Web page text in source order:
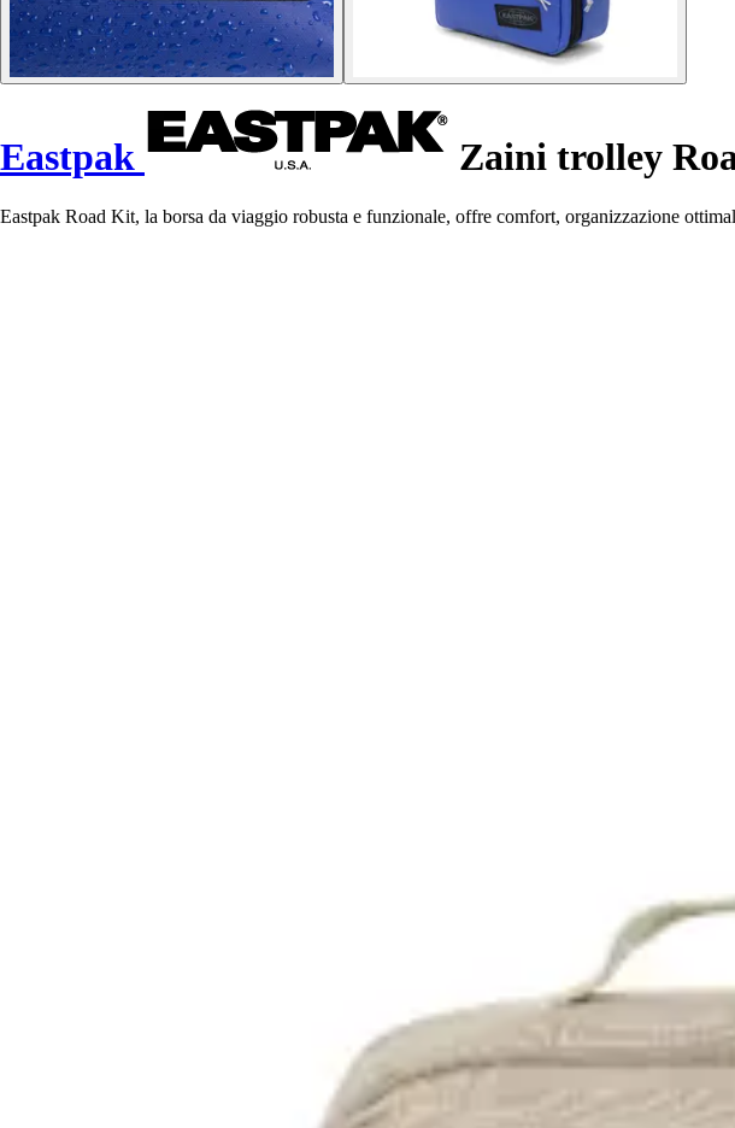
Eastpak Zaini trolley
Eastpak Road Kit, la borsa da viaggio robusta e funzionale, offre comfort, organizzazione